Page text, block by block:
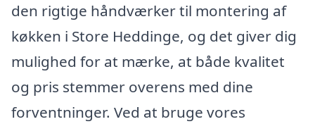
den rigtige håndværker til montering af
køkken i Store Heddinge, og det giver dig
mulighed for at mærke, at både kvalitet
og pris stemmer overens med dine
forventninger. Ved at bruge vores